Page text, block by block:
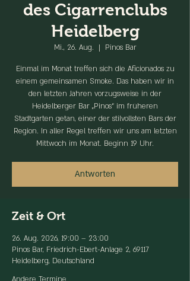
des Cigarrenclubs
Heidelberg
Mi., 26. Aug.
  |
Pinos Bar
Einmal im Monat treffen sich die Aficionados zu
einem gemeinsamen Smoke. Das haben wir in
den letzten Jahren vorzugsweise in der
Heidelberger Bar „Pinos“ im früheren
Stadtgarten getan, einer der stilvollsten Bars der
Region. In aller Regel treffen wir uns am letzten
Mittwoch im Monat. Beginn 19 Uhr.
Antworten
Zeit & Ort
26. Aug. 2026, 19:00 – 23:00
Pinos Bar, Friedrich-Ebert-Anlage 2, 69117
Heidelberg, Deutschland